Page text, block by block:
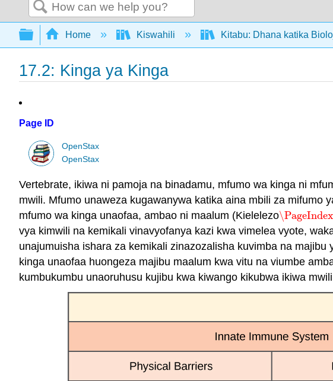
Search
Expand/collapse global hierarchy
Home Kiswahili Kitabu: Dhana katika
17.2: Kinga ya Kinga
Page ID
OpenStax
OpenStax
Vertebrate, ikiwa ni pamoja na binadamu, mfumo wa kinga ni
mwili. Mfumo unaweza kugawanywa katika aina mbili za mifumo
mfumo wa kinga unaofaa, ambao ni maalum (Kielelezo\PageIndex
\PageIndex
vya kimwili na kemikali vinavyofanya kazi kwa vimelea vyote,
unajumuisha ishara za kemikali zinazozalisha kuvimba na
kinga unaofaa huongeza majibu maalum kwa vitu na viumbe
kumbukumbu unaoruhusu kujibu kwa kiwango kikubwa ikiwa